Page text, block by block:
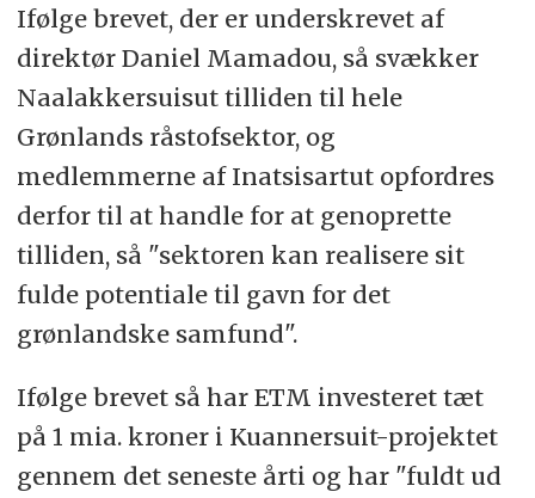
Ifølge brevet, der er underskrevet af
direktør Daniel Mamadou, så svækker
Naalakkersuisut tilliden til hele
Grønlands råstofsektor, og
medlemmerne af Inatsisartut opfordres
derfor til at handle for at genoprette
tilliden, så "sektoren kan realisere sit
fulde potentiale til gavn for det
grønlandske samfund".
Ifølge brevet så har ETM investeret tæt
på 1 mia. kroner i Kuannersuit-projektet
gennem det seneste årti og har "fuldt ud